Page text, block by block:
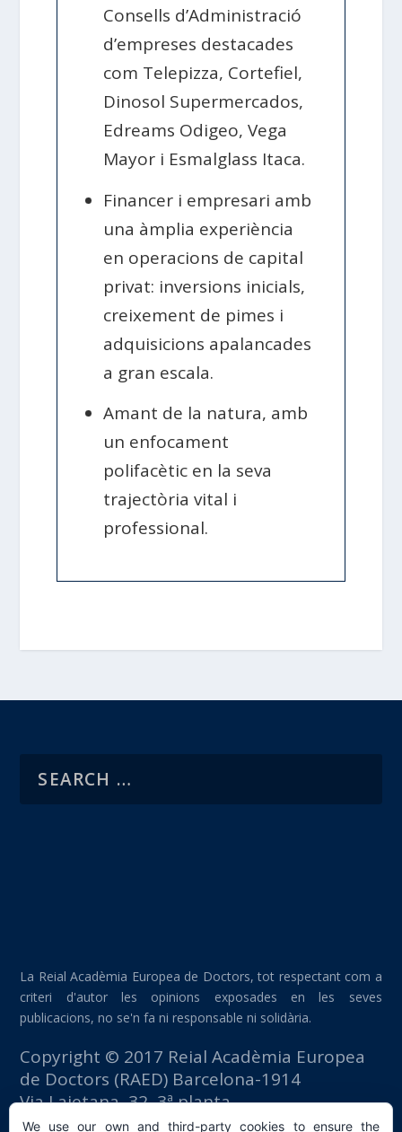
Consells d’Administració
d’empreses destacades
com Telepizza, Cortefiel,
Dinosol Supermercados,
Edreams Odigeo, Vega
Mayor i Esmalglass Itaca.
Financer i empresari amb
una àmplia experiència
en operacions de capital
privat: inversions inicials,
creixement de pimes i
adquisicions apalancades
a gran escala.
Amant de la natura, amb
un enfocament
polifacètic en la seva
trajectòria vital i
professional.
La Reial Acadèmia Europea de Doctors, tot respectant com a
criteri d'autor les opinions exposades en les seves
publicacions, no se'n fa ni responsable ni solidària.
Copyright © 2017 Reial Acadèmia Europea
de Doctors (RAED) Barcelona-1914
Via Laietana, 32, 3ª planta
Edifici Foment del Treball
We use our own and third-party cookies to ensure the